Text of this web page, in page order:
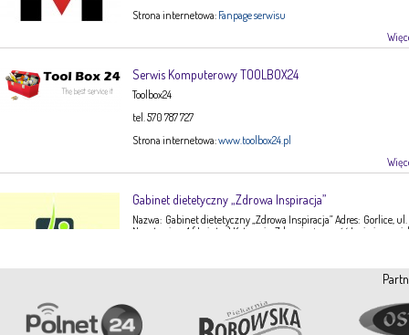
Strona internetowa: Fanpage serwisu
Serwis Komputerowy TOOLBOX24
Toolbox24
tel. 570 787 727
Strona internetowa:www.toolbox24.pl
Gabinet dietetyczny „Zdrowa Inspiracja”
Nazwa: Gabinet dietetyczny „Zdrowa Inspiracja” Adres: Gorlice, ul.
Narutowicza 1 ( I piętro) Kategoria: Zdrowie, żywność Imię i
konsultacje dietetyczne – indywidualne plany żywieniowe dla
dorosłych, dzieci, młodzieży – poradnictwo żywieniowe w